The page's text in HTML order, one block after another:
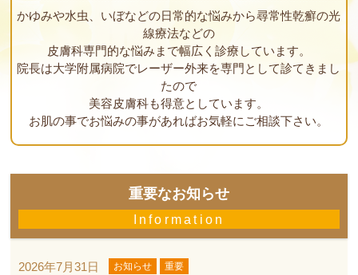
かゆみや水虫、いぼなどの日常的な悩みから尋常性乾癬の光
線療法などの
皮膚科専門的な悩みまで幅広く診療しています。
院長は大学附属病院でレーザー外来を専門として診てきまし
たので
美容皮膚科も得意としています。
お肌の事でお悩みの事があればお気軽にご相談下さい。
重要なお知らせ
Information
2026年7月31日 お知らせ 重要